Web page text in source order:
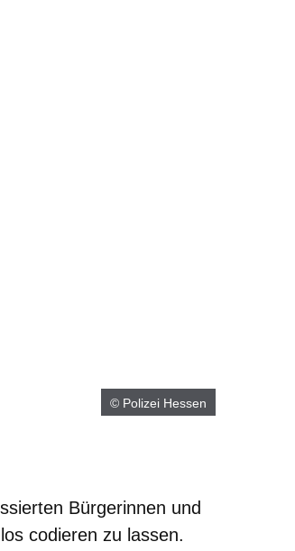
© Polizei Hessen
Bürgerinnen und
codieren zu lassen.